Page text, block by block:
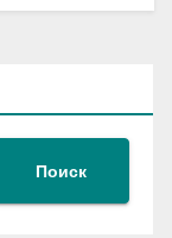
Поиск